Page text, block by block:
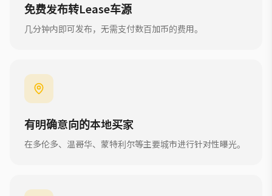
免费发布转Lease车源
几分钟内即可发布，无需支付数百加币的费用。
有明确意向的本地买家
在多伦多、温哥华、蒙特利尔等主要城市进行针对性曝光。